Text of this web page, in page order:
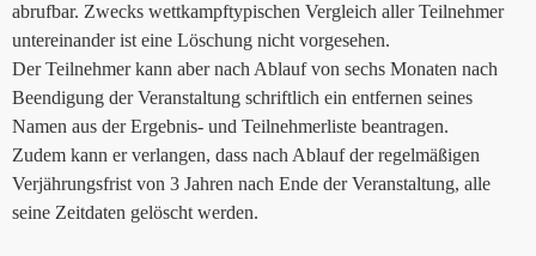
abrufbar. Zwecks wettkampftypischen Vergleich aller Teilnehmer
untereinander ist eine Löschung nicht vorgesehen.
Der Teilnehmer kann aber nach Ablauf von sechs Monaten nach
Beendigung der Veranstaltung schriftlich ein entfernen seines
Namen aus der Ergebnis- und Teilnehmerliste beantragen.
Zudem kann er verlangen, dass nach Ablauf der regelmäßigen
Verjährungsfrist von 3 Jahren nach Ende der Veranstaltung, alle
seine Zeitdaten gelöscht werden.